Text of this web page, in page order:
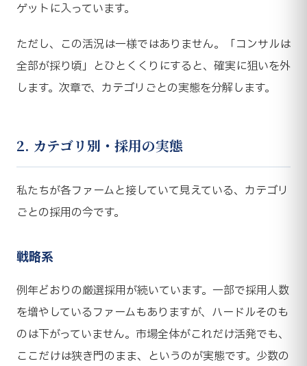
ゲットに入っています。
ただし、この活況は一様ではありません。「コンサルは
全部が採り頃」とひとくくりにすると、確実に狙いを外
します。次章で、カテゴリごとの実態を分解します。
2. カテゴリ別・採用の実態
私たちが各ファームと接していて見えている、カテゴリ
ごとの採用の今です。
戦略系
例年どおりの厳選採用が続いています。一部で採用人数
を増やしているファームもありますが、ハードルそのも
のは下がっていません。市場全体がこれだけ活発でも、
ここだけは狭き門のまま、というのが実態です。少数の